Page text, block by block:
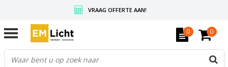
VRAAG OFFERTE AAN!
GRATIS VERZENDING BOVEN DE € 350,-
WEDERVERKOPERS KRIJGEN ALTIJD KORTING, INFORMEER!
0 0